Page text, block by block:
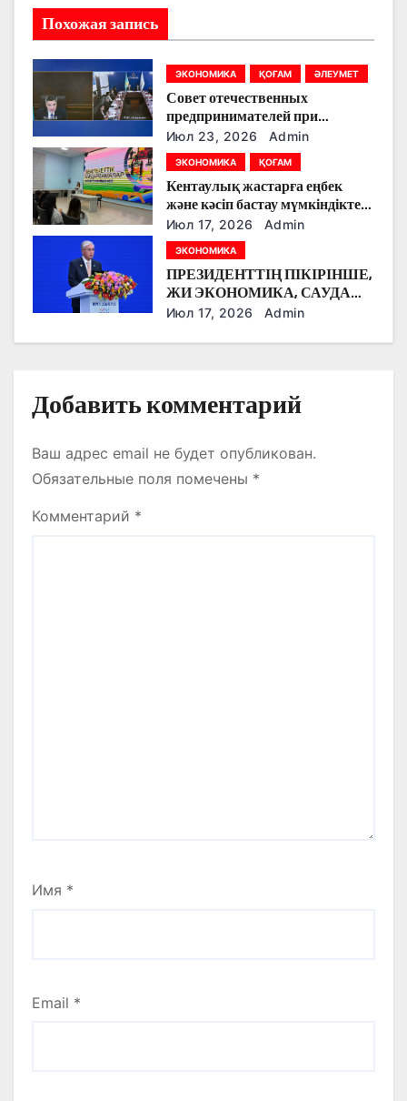
о
з
а
п
и
с
м
Похожая запись
ЭКОНОМИКА ҚОҒАМ ӘЛЕУМЕТ
Совет отечественных
предпринимателей при
Правительстве РК перешел на
новый формат работы
Июл 23, 2026 Admin
ЭКОНОМИКА ҚОҒАМ
Кентаулық жастарға еңбек
және кәсіп бастау мүмкіндіктері
түсіндірілді
Июл 17, 2026 Admin
ЭКОНОМИКА
ПРЕЗИДЕНТТІҢ ПІКІРІНШЕ,
ЖИ ЭКОНОМИКА, САУДА
ЖӘНЕ ЖАҺАНДЫҚ ӨЗАРА
БОЛАШАҒЫН
ИНФРАҚҰРЫЛЫМЫ БАР
САЛАҒА АЙНАЛЫП КЕЛЕДІ
Июл 17, 2026 Admin
Добавить комментарий
Ваш адрес email не будет опубликован.
Обязательные поля помечены *
Комментарий *
Имя *
Email *